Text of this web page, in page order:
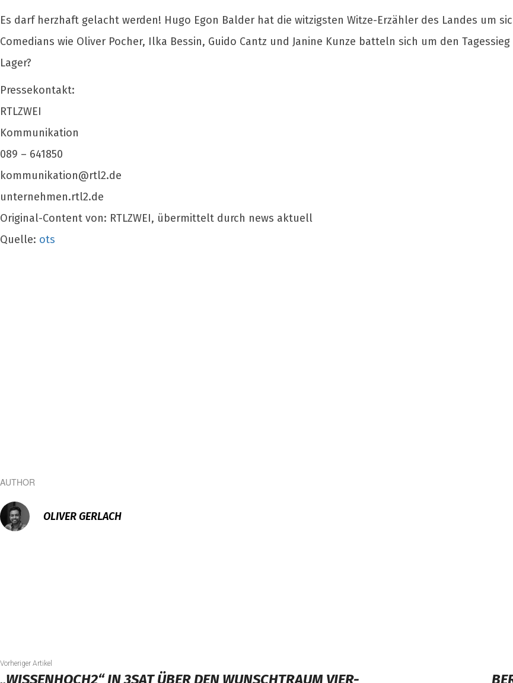
Es darf herzhaft gelacht werden! Hugo Egon Balder hat die witzigsten Witze-Erzähler des Landes um
Comedians wie Oliver Pocher, Ilka Bessin, Guido Cantz und Janine Kunze batteln sich um den
Lager?
Pressekontakt:
RTLZWEI
Kommunikation
089 – 641850
kommunikation@rtl2.de
unternehmen.rtl2.de
Original-Content von: RTLZWEI, übermittelt durch news aktuell
Quelle: ots
AUTHOR
OLIVER GERLACH
Vorheriger Artikel
„WISSENHOCH2“ IN 3SAT ÜBER DEN WUNSCHTRAUM VIER-